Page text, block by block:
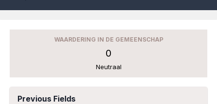
WAARDERING IN DE GEMEENSCHAP
0
Neutraal
Previous Fields